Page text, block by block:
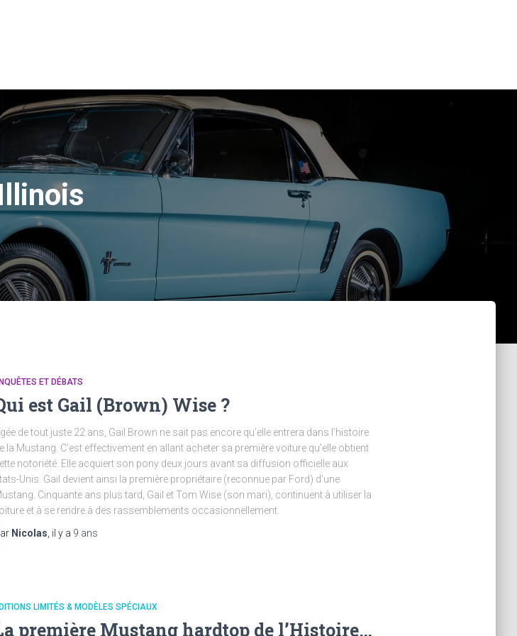
ET DÉBATS
est Gail (Brown) Wise ?
de tout juste 22 ans, Gail Brown ne sait pas encore qu’elle entrera dans l’histoire
la Mustang. C’est effectivement en allant acheter sa première voiture qu’elle obtient
notoriété. Elle acquiert son pony deux jours avant sa diffusion officielle aux
Unis. Gail devient ainsi la première propriétaire (reconnue par Ford) d’une
Cinquante ans plus tard, Gail et Tom Wise (son mari), continuent à utiliser la
et à se rendre à des rassemblements occasionnellement.
Nicolas , il y a 9 ans
LIMITÉS & MODÈLES SPÉCIAUX
première Mustang hardtop de l’Histoire…